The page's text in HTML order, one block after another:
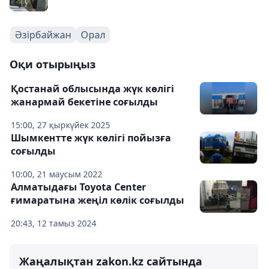
Әзірбайжан Орал
Оқи отырыңыз
15:00, 27 қыркүйек 2025
Қостанай облысында жүк көлігі
жанармай бекетіне соғылды
10:00, 21 маусым 2022
Шымкентте жүк көлігі пойызға
соғылды
20:43, 12 тамыз 2024
Алматыдағы Toyota Center
ғимаратына жеңіл көлік соғылды
Жаңалықтан zakon.kz сайтында